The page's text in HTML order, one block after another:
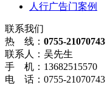
人行广告门案例
联系我们
热 线： 0755-21070743
联系人：吴先生
手 机：13682515570
电 话：0755-21070743